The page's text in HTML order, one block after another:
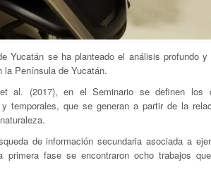
Yucatán se ha planteado el análisis profundo y
Península de Yucatán.
al. (2017), en el Seminario se definen los
temporales, que se generan a partir de la
de información secundaria asociada a
fase se encontraron ocho trabajos